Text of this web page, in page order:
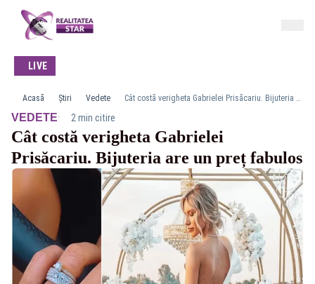
LIVE
Acasă Știri Vedete Cât costă verigheta Gabrielei Prisăcariu. Bijuteria are un preț fabulos
VEDETE· 2 min citire
Cât costă verigheta Gabrielei
Prisăcariu. Bijuteria are un preț fabulos